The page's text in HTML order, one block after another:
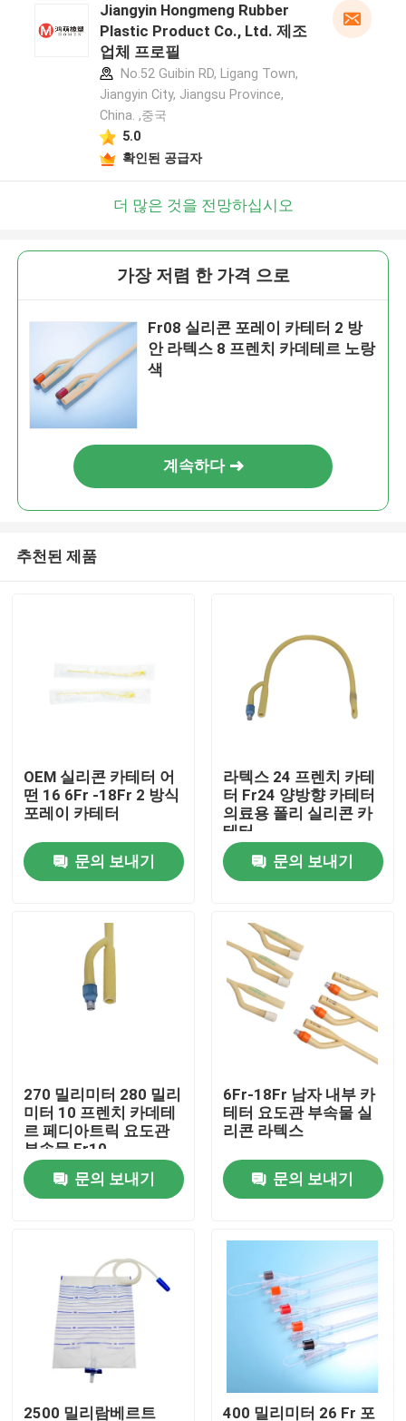
제품 소개
회사 소개
품질 관리
연락처
의학 실리콘 고무
의학 고무마개
충돌 시린지 플런저
Jiangyin Hongmeng Rubber
Plastic Product Co., Ltd. 제조
업체 프로필
No.52 Guibin RD, Ligang Town,
Jiangyin City, Jiangsu Province,
China. ,중국
5.0
확인된 공급자
더 많은 것을 전망하십시오
가장 저렴 한 가격 으로
Fr08 실리콘 포레이 카테터 2 방
안 라텍스 8 프렌치 카데테르 노랑
색
계속하다
추천된 제품
OEM 실리콘 카테터 어
떤 16 6Fr -18Fr 2 방식
포레이 카테터
문의 보내기
라텍스 24 프렌치 카테
터 Fr24 양방향 카테터
의료용 폴리 실리콘 카
테터
문의 보내기
270 밀리미터 280 밀리
미터 10 프렌치 카데테
르 페디아트릭 요도관
부속물 Fr10
문의 보내기
6Fr-18Fr 남자 내부 카
테터 요도관 부속물 실
리콘 라텍스
문의 보내기
2500 밀리람베르트 400 밀리미터 26 Fr 포